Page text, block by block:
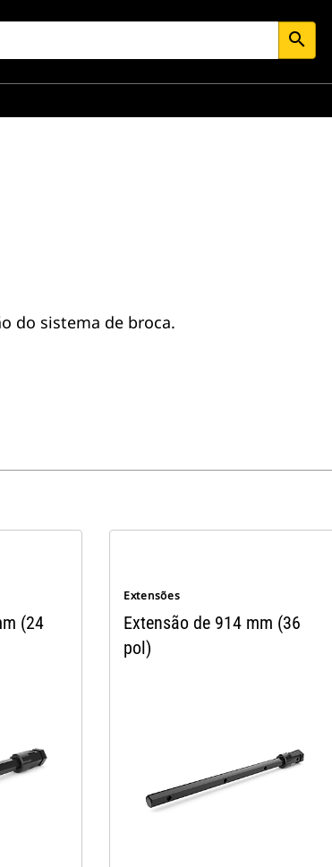
search
do sistema de broca.
(24
Extensões
Extensão de 914 mm (36
pol)